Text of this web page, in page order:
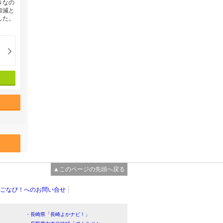
なの
と
。
▲このページの先頭へ戻る
なび！へのお問い合せ
・長崎県「長崎よかナビ！」